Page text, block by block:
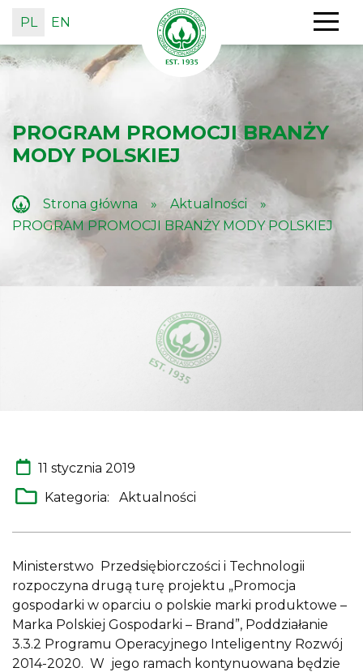
PL EN
PROGRAM PROMOCJI BRANŻY
MODY POLSKIEJ
Strona główna » Aktualności
»
PROGRAM PROMOCJI BRANŻY MODY POLSKIEJ
11 stycznia 2019
Kategoria:
Aktualności
Ministerstwo Przedsiębiorczości i Technologii
rozpoczyna drugą turę projektu „Promocja
gospodarki w oparciu o polskie marki produktowe –
Marka Polskiej Gospodarki – Brand”, Poddziałanie
3.3.2 Programu Operacyjnego Inteligentny Rozwój
2014-2020. W jego ramach kontynuowana będzie